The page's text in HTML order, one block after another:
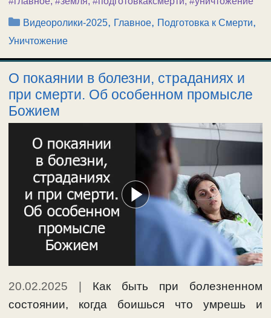
Рубрики
Видеоролики-2025, Главное, Подготовка к Смерти,
Уничтожение
О покаянии в болезни, страданиях и
при смерти. Об особенном промысле
Божием
20.02.2025 | Как быть при болезненном
состоянии, когда боишься что умрешь и